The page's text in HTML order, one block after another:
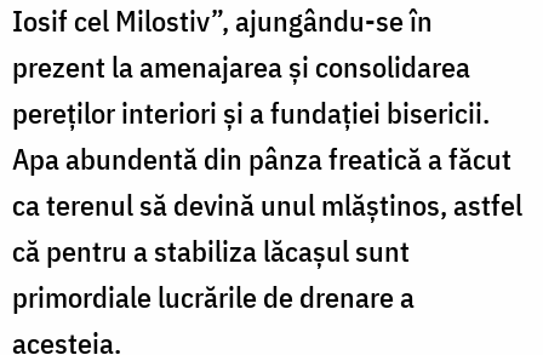
Iosif cel Milostiv”, ajungându-se în
prezent la amenajarea și consolidarea
pereților interiori și a fundației bisericii.
Apa abundentă din pânza freatică a făcut
ca terenul să devină unul mlăștinos, astfel
că pentru a stabiliza lăcașul sunt
primordiale lucrările de drenare a
acesteia.